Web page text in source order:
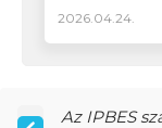
2026.04.24.
Az IPBES